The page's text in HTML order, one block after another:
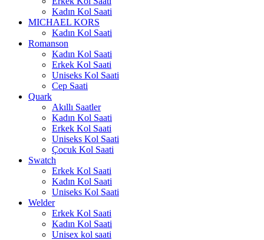
Kadın Kol Saati
MICHAEL KORS
Kadın Kol Saati
Romanson
Kadın Kol Saati
Erkek Kol Saati
Uniseks Kol Saati
Cep Saati
Quark
Akıllı Saatler
Kadın Kol Saati
Erkek Kol Saati
Uniseks Kol Saati
Çocuk Kol Saati
Swatch
Erkek Kol Saati
Kadın Kol Saati
Uniseks Kol Saati
Welder
Erkek Kol Saati
Kadın Kol Saati
Unisex kol saati